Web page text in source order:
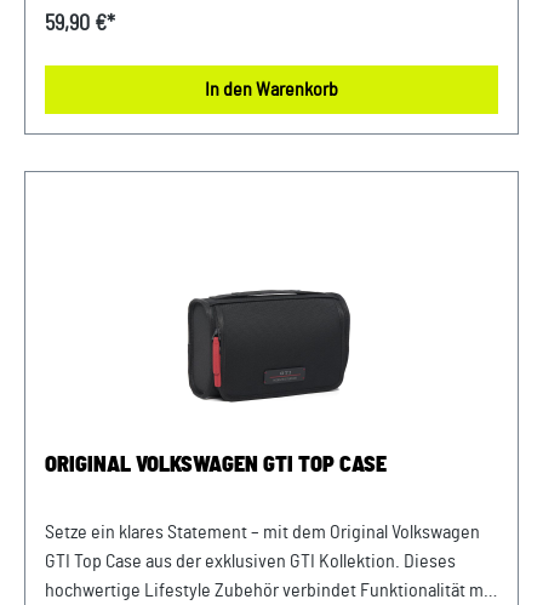
Platzangebot keine Wünsche offen. Der Schultergurt ist
Kontrast-Streifen in rot Längenverstellbarer und
abnehmbarer Schultergurt 2 Innenfächer 2 zusätzliche
59,90 €*
In den Warenkorb
ORIGINAL VOLKSWAGEN GTI TOP CASE
Setze ein klares Statement – mit dem Original Volkswagen
GTI Top Case aus der exklusiven GTI Kollektion. Dieses
hochwertige Lifestyle Zubehör verbindet Funktionalität mit